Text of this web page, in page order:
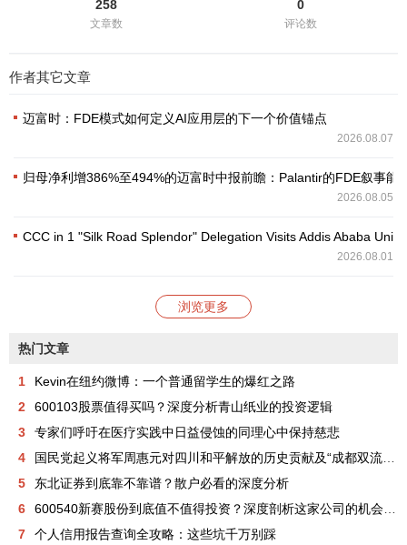
258
文章数
0
评论数
作者其它文章
迈富时：FDE模式如何定义AI应用层的下一个价值锚点
2026.08.07
归母净利增386%至494%的迈富时中报前瞻：Palantir的FDE叙事能
2026.08.05
CCC in 1 "Silk Road Splendor" Delegation Visits Addis Ababa
2026.08.01
浏览更多
热门文章
1
Kevin在纽约微博：一个普通留学生的爆红之路
2
600103股票值得买吗？深度分析青山纸业的投资逻辑
3
专家们呼吁在医疗实践中日益侵蚀的同理心中保持慈悲
4
国民党起义将军周惠元对四川和平解放的历史贡献及“成都双流周家将领”在中国正面抗日的历史奉献
5
东北证券到底靠不靠谱？散户必看的深度分析
6
600540新赛股份到底值不值得投资？深度剖析这家公司的机会与风险
7
个人信用报告查询全攻略：这些坑千万别踩